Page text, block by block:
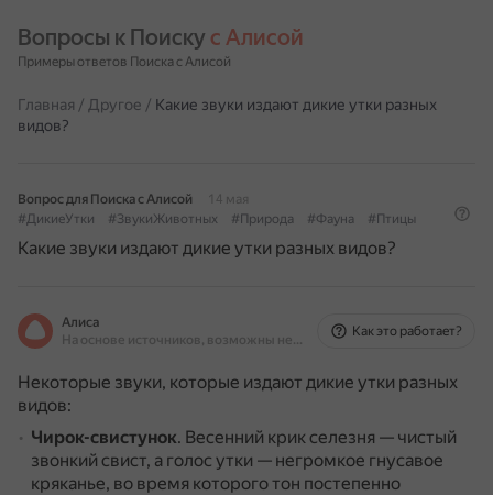
Вопросы к Поиску с Алисой
Примеры ответов Поиска с Алисой
Главная / Другое / Какие звуки издают дикие утки разных
видов?
Вопрос для Поиска с Алисой
14 мая
#ДикиеУтки
#ЗвукиЖивотных #Природа #Фауна #Птицы
Какие звуки издают дикие утки разных видов?
Алиса
На основе источников, возможны неточности
Как это работает?
Некоторые звуки, которые издают дикие утки разных
видов:
Чирок-свистунок. Весенний крик селезня — чистый
звонкий свист, а голос утки — негромкое гнусавое
кряканье, во время которого тон постепенно